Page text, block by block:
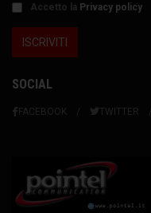
Accetto la Privacy policy
SOCIAL
FACEBOOK TWITTER